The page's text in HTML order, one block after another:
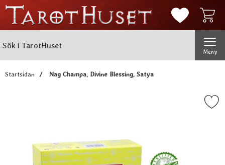
Mina
Meny
Startsidan Nag Champa, Divine Blessing, Satya
Markera nag Champa, Divine